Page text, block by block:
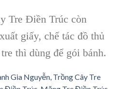
Tre Điền Trúc còn
giấy, chế tác đồ thủ
thì dùng để gói bánh.